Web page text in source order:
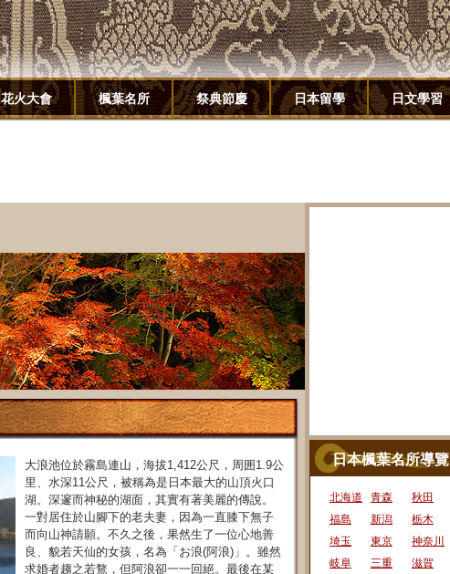
花火大會 楓葉名所 祭典節慶 日本留學 日文學習
大浪池位於霧島連山，海拔1,412公尺，周囲1.9公
里、水深11公尺，被稱為是日本最大的山頂火口
湖。深邃而神秘的湖面，其實有著美麗的傳說。
一對居住於山腳下的老夫妻，因為一直膝下無子
而向山神請願。不久之後，果然生了一位心地善
良、貌若天仙的女孩，名為「お浪(阿浪)」。雖然
求婚者趨之若鶩，但阿浪卻一一回絕。最後在某
日本楓葉名所導覽
北海道 青森 秋田
福島
新潟 栃木
埼玉
東京 神奈川
岐阜
三重 滋賀